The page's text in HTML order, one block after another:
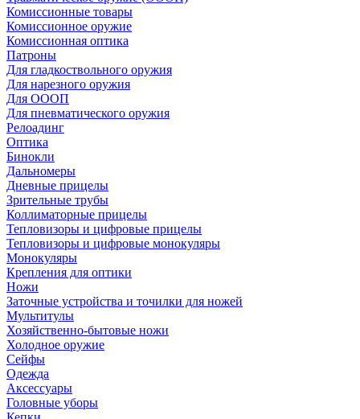
Комиссионные товары
Комиссионное оружие
Комиссионная оптика
Патроны
Для гладкоствольного оружия
Для нарезного оружия
Для ОООП
Для пневматического оружия
Релоадинг
Оптика
Бинокли
Дальномеры
Дневные прицелы
Зрительные трубы
Коллиматорные прицелы
Тепловизоры и цифровые прицелы
Тепловизоры и цифровые монокуляры
Монокуляры
Крепления для оптики
Ножи
Заточные устройства и точилки для ножей
Мультитулы
Хозяйственно-бытовые ножи
Холодное оружие
Сейфы
Одежда
Аксессуары
Головные уборы